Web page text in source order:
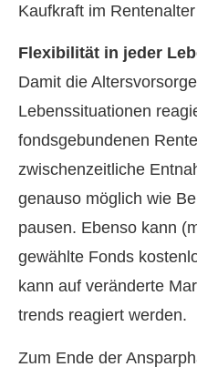
Kaufkraft im
Flexibilität in jeder
Damit die
Lebenssituationen
fondsgebundenen
zwischenzeitliche
genauso möglich wie
pausen. Ebenso kann
gewählte Fonds
kann auf veränderte
trends reagiert werden.
Zum Ende der